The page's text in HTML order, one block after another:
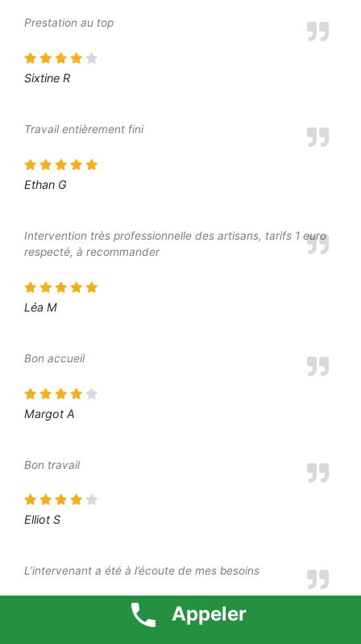
Prestation au top
Sixtine R
Travail entièrement fini
Ethan G
Intervention très professionnelle des artisans, tarifs 1 euro
respecté, à recommander
Léa M
Bon accueil
Margot A
Bon travail
Elliot S
L’intervenant a été à l’écoute de mes besoins
Appeler